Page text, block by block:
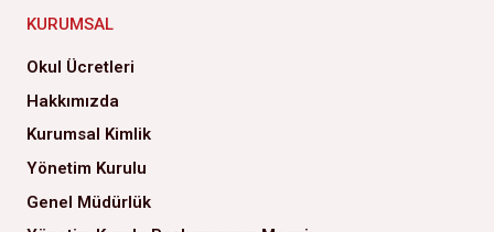
KURUMSAL
Okul Ücretleri
Hakkımızda
Kurumsal Kimlik
Yönetim Kurulu
Genel Müdürlük